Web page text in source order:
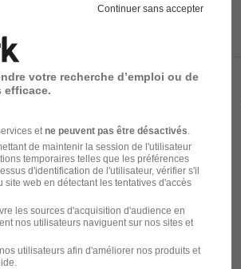
santé.
Continuer sans accepter
votre recherche d’emploi ou de
efficace.
et ne peuvent pas être désactivés
de maintenir la session de l'utilisateur
temporaires telles que les préférences
d'identification de l'utilisateur, vérifier s'il
web en détectant les tentatives d'accès
les sources d'acquisition d'audience en
nos utilisateurs naviguent sur nos sites et
utilisateurs afin d'améliorer nos produits et